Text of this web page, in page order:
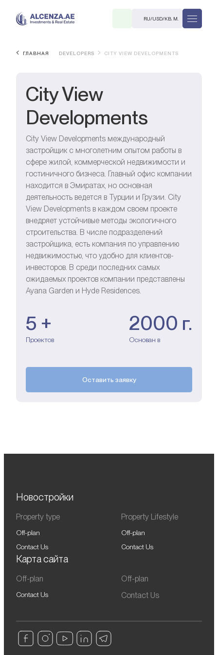
RU/USD/КВ. М.
ГЛАВНАЯ DEVELOPERS CITY VIEW DEVELOPMENTS
City View
Developments
City View Developments международный
застройщик с многолетним опытом работы в
сфере жилой, коммерческой недвижимости и
гостиничного бизнеса. Главный офис компании
находится в Эмиратах, но основная
деятельность ведется в Турции и Грузии. City
View Developments в каждом своем проекте
внедряет устойчивые методы экологичного
строительства. В числе подразделений
застройщика, есть компания по управлению
недвижимостью, что удобно для клиентов-
инвесторов. В среди последних самых
ожидаемых проектов компании представлены
Ayana Garden и Hyde Residences.
5 +
Проектов
2000 г.
Основан в
Оставить заявку
Новостройки
Property type
Off-plan
Contact Us
Property Lifestyle
Off-plan
Contact Us
Карта сайта
Off-plan
Contact Us
Off-plan
Contact Us